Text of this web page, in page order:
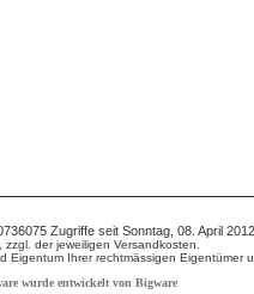
Zugriffe seit Sonntag, 08. April 2012
der jeweiligen Versandkosten.
Ihrer rechtmässigen Eigentümer
wurde entwickelt von Bigware